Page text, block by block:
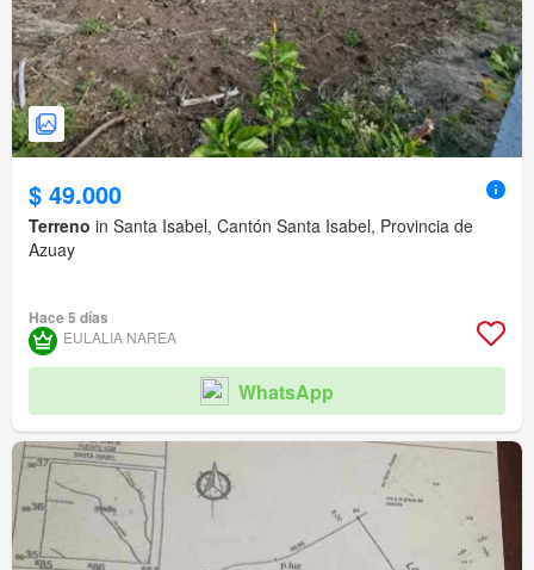
$ 49.000
Terreno in Santa Isabel, Cantón Santa Isabel, Provincia de
Azuay
Hace 5 días
EULALIA NAREA
WhatsApp